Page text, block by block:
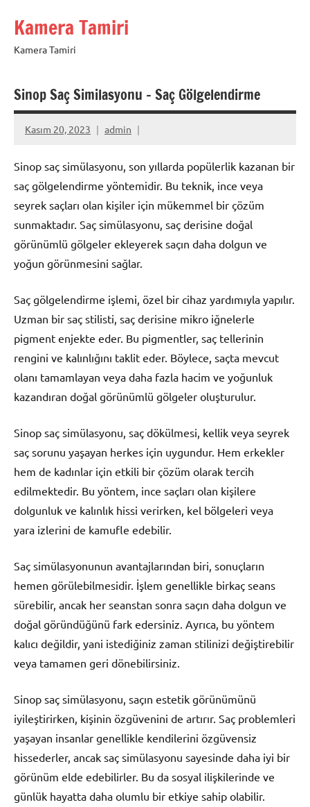
Kamera Tamiri
Kamera Tamiri
Sinop Saç Similasyonu – Saç Gölgelendirme
Kasım 20, 2023 admin
Sinop saç simülasyonu, son yıllarda popülerlik kazanan bir
saç gölgelendirme yöntemidir. Bu teknik, ince veya
seyrek saçları olan kişiler için mükemmel bir çözüm
sunmaktadır. Saç simülasyonu, saç derisine doğal
görünümlü gölgeler ekleyerek saçın daha dolgun ve
yoğun görünmesini sağlar.
Saç gölgelendirme işlemi, özel bir cihaz yardımıyla yapılır.
Uzman bir saç stilisti, saç derisine mikro iğnelerle
pigment enjekte eder. Bu pigmentler, saç tellerinin
rengini ve kalınlığını taklit eder. Böylece, saçta mevcut
olanı tamamlayan veya daha fazla hacim ve yoğunluk
kazandıran doğal görünümlü gölgeler oluşturulur.
Sinop saç simülasyonu, saç dökülmesi, kellik veya seyrek
saç sorunu yaşayan herkes için uygundur. Hem erkekler
hem de kadınlar için etkili bir çözüm olarak tercih
edilmektedir. Bu yöntem, ince saçları olan kişilere
dolgunluk ve kalınlık hissi verirken, kel bölgeleri veya
yara izlerini de kamufle edebilir.
Saç simülasyonunun avantajlarından biri, sonuçların
hemen görülebilmesidir. İşlem genellikle birkaç seans
sürebilir, ancak her seanstan sonra saçın daha dolgun ve
doğal göründüğünü fark edersiniz. Ayrıca, bu yöntem
kalıcı değildir, yani istediğiniz zaman stilinizi değiştirebilir
veya tamamen geri dönebilirsiniz.
Sinop saç simülasyonu, saçın estetik görünümünü
iyileştirirken, kişinin özgüvenini de artırır. Saç problemleri
yaşayan insanlar genellikle kendilerini özgüvensiz
hissederler, ancak saç simülasyonu sayesinde daha iyi bir
görünüm elde edebilirler. Bu da sosyal ilişkilerinde ve
günlük hayatta daha olumlu bir etkiye sahip olabilir.